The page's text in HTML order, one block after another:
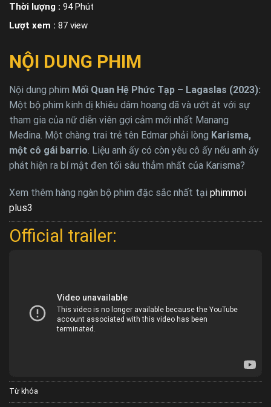
Thời lượng : 94 Phút
Lượt xem : 87 view
NỘI DUNG PHIM
Nội dung phim Mối Quan Hệ Phức Tạp – Lagaslas (2023):
Một bộ phim kinh dị khiêu dâm hoang dã và ướt át với sự
tham gia của nữ diễn viên gợi cảm mới nhất Manang
Medina. Một chàng trai trẻ tên Edmar phải lòng Karisma,
một cô gái barrio. Liệu anh ấy có còn yêu cô ấy nếu anh ấy
phát hiện ra bí mật đen tối sâu thẳm nhất của Karisma?
Xem thêm hàng ngàn bộ phim đặc sắc nhất tại phimmoi
plus3
Official trailer:
Từ khóa